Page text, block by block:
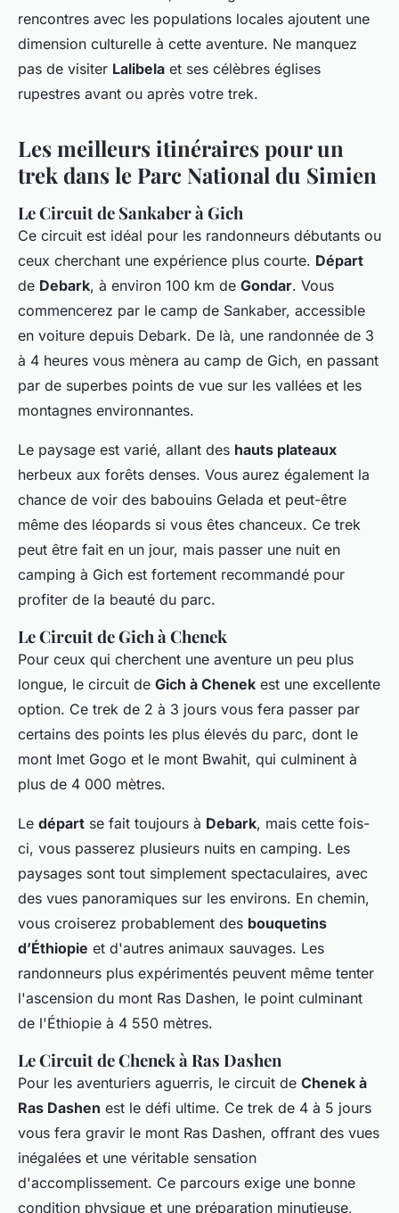
rencontres avec les populations locales ajoutent une
dimension culturelle à cette aventure. Ne manquez
pas de visiter Lalibela et ses célèbres églises
rupestres avant ou après votre trek.
Les meilleurs itinéraires pour un
trek dans le Parc National du Simien
Le Circuit de Sankaber à Gich
Ce circuit est idéal pour les randonneurs débutants ou
ceux cherchant une expérience plus courte. Départ
de Debark, à environ 100 km de Gondar. Vous
commencerez par le camp de Sankaber, accessible
en voiture depuis Debark. De là, une randonnée de 3
à 4 heures vous mènera au camp de Gich, en passant
par de superbes points de vue sur les vallées et les
montagnes environnantes.
Le paysage est varié, allant des hauts plateaux
herbeux aux forêts denses. Vous aurez également la
chance de voir des babouins Gelada et peut-être
même des léopards si vous êtes chanceux. Ce trek
peut être fait en un jour, mais passer une nuit en
camping à Gich est fortement recommandé pour
profiter de la beauté du parc.
Le Circuit de Gich à Chenek
Pour ceux qui cherchent une aventure un peu plus
longue, le circuit de Gich à Chenek est une excellente
option. Ce trek de 2 à 3 jours vous fera passer par
certains des points les plus élevés du parc, dont le
mont Imet Gogo et le mont Bwahit, qui culminent à
plus de 4 000 mètres.
Le départ se fait toujours à Debark, mais cette fois-
ci, vous passerez plusieurs nuits en camping. Les
paysages sont tout simplement spectaculaires, avec
des vues panoramiques sur les environs. En chemin,
vous croiserez probablement des bouquetins
d’Éthiopie et d'autres animaux sauvages. Les
randonneurs plus expérimentés peuvent même tenter
l'ascension du mont Ras Dashen, le point culminant
de l'Éthiopie à 4 550 mètres.
Le Circuit de Chenek à Ras Dashen
Pour les aventuriers aguerris, le circuit de Chenek à
Ras Dashen est le défi ultime. Ce trek de 4 à 5 jours
vous fera gravir le mont Ras Dashen, offrant des vues
inégalées et une véritable sensation
d'accomplissement. Ce parcours exige une bonne
condition physique et une préparation minutieuse,